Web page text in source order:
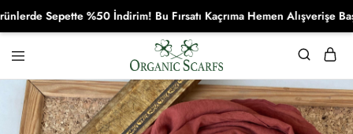
Organikscarf
Sepette %50 İndirim! Bu Fırsatı Kaçrıma Hemen Alışverişe Başla!